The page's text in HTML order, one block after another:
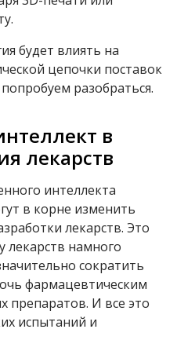
будет влиять на
цепочки поставок
разобраться.
в
лекарств
интеллекта
в корне изменить
лекарств. Это
лекарств намного
сократить
фармацевтическим
препаратов. И все это
испытаний и